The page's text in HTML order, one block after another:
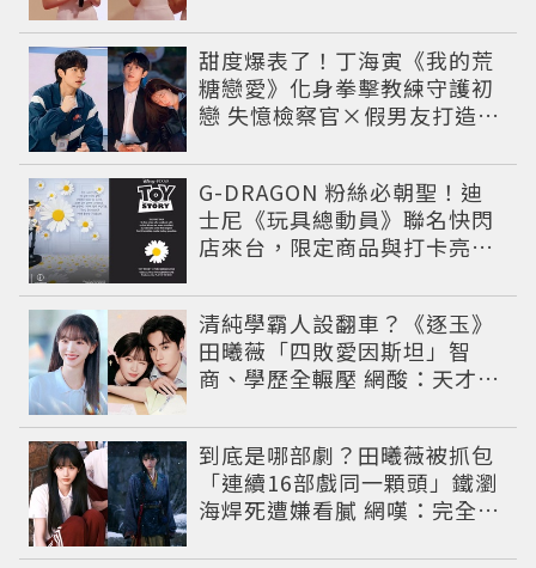
甜度爆表了！丁海寅《我的荒
糖戀愛》化身拳擊教練守護初
戀 失憶檢察官×假男友打造今
G-DRAGON 粉絲必朝聖！迪
士尼《玩具總動員》聯名快閃
店來台，限定商品與打卡亮點
清純學霸人設翻車？《逐玉》
田曦薇「四敗愛因斯坦」智
商、學歷全輾壓 網酸：天才全
到底是哪部劇？田曦薇被抓包
「連續16部戲同一顆頭」鐵瀏
海焊死遭嫌看膩 網嘆：完全分